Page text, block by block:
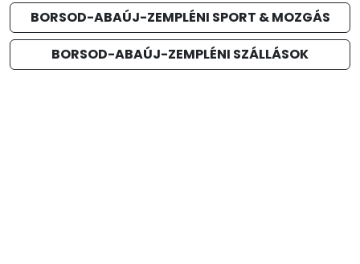
BORSOD-ABAÚJ-ZEMPLÉNI SPORT & MOZGÁS
BORSOD-ABAÚJ-ZEMPLÉNI SZÁLLÁSOK